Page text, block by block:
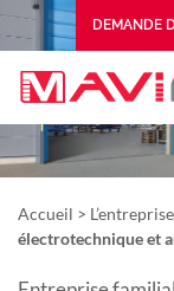
DEMANDE
Accueil > L’entreprise
électrotechnique et